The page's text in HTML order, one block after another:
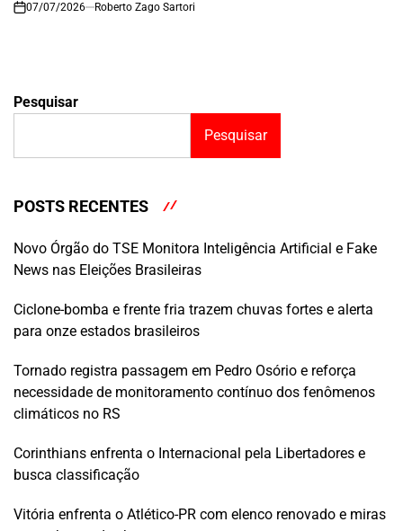
on
07/07/2026 Roberto Zago Sartori
Pesquisar
Pesquisar
POSTS RECENTES
Novo Órgão do TSE Monitora Inteligência Artificial e Fake
News nas Eleições Brasileiras
Ciclone-bomba e frente fria trazem chuvas fortes e alerta
para onze estados brasileiros
Tornado registra passagem em Pedro Osório e reforça
necessidade de monitoramento contínuo dos fenômenos
climáticos no RS
Corinthians enfrenta o Internacional pela Libertadores e
busca classificação
Vitória enfrenta o Atlético-PR com elenco renovado e miras